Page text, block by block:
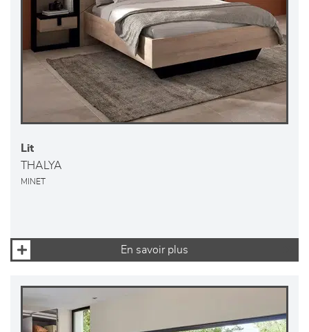
Lit
THALYA
MINET
En savoir plus